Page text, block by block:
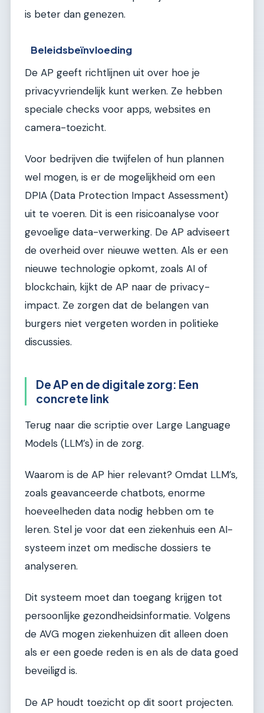
is beter dan genezen.
Beleidsbeïnvloeding
De AP geeft richtlijnen uit over hoe je
privacyvriendelijk kunt werken. Ze hebben
speciale checks voor apps, websites en
camera-toezicht.
Voor bedrijven die twijfelen of hun plannen
wel mogen, is er de mogelijkheid om een
DPIA (Data Protection Impact Assessment)
uit te voeren. Dit is een risicoanalyse voor
gevoelige data-verwerking. De AP adviseert
de overheid over nieuwe wetten. Als er een
nieuwe technologie opkomt, zoals AI of
blockchain, kijkt de AP naar de privacy-
impact. Ze zorgen dat de belangen van
burgers niet vergeten worden in politieke
discussies.
De AP en de digitale zorg: Een
concrete link
Terug naar die scriptie over Large Language
Models (LLM’s) in de zorg.
Waarom is de AP hier relevant? Omdat LLM’s,
zoals geavanceerde chatbots, enorme
hoeveelheden data nodig hebben om te
leren. Stel je voor dat een ziekenhuis een AI-
systeem inzet om medische dossiers te
analyseren.
Dit systeem moet dan toegang krijgen tot
persoonlijke gezondheidsinformatie. Volgens
de AVG mogen ziekenhuizen dit alleen doen
als er een goede reden is en als de data goed
beveiligd is.
De AP houdt toezicht op dit soort projecten.